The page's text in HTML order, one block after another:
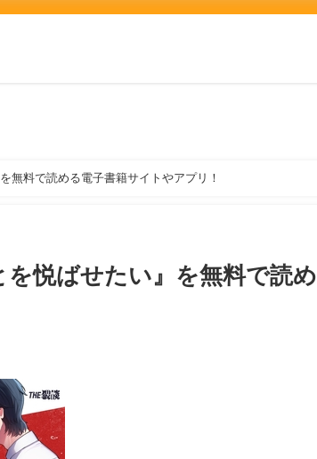
無料で読める電子書籍サイトやアプリ！
を悦ばせたい』を無料で読め